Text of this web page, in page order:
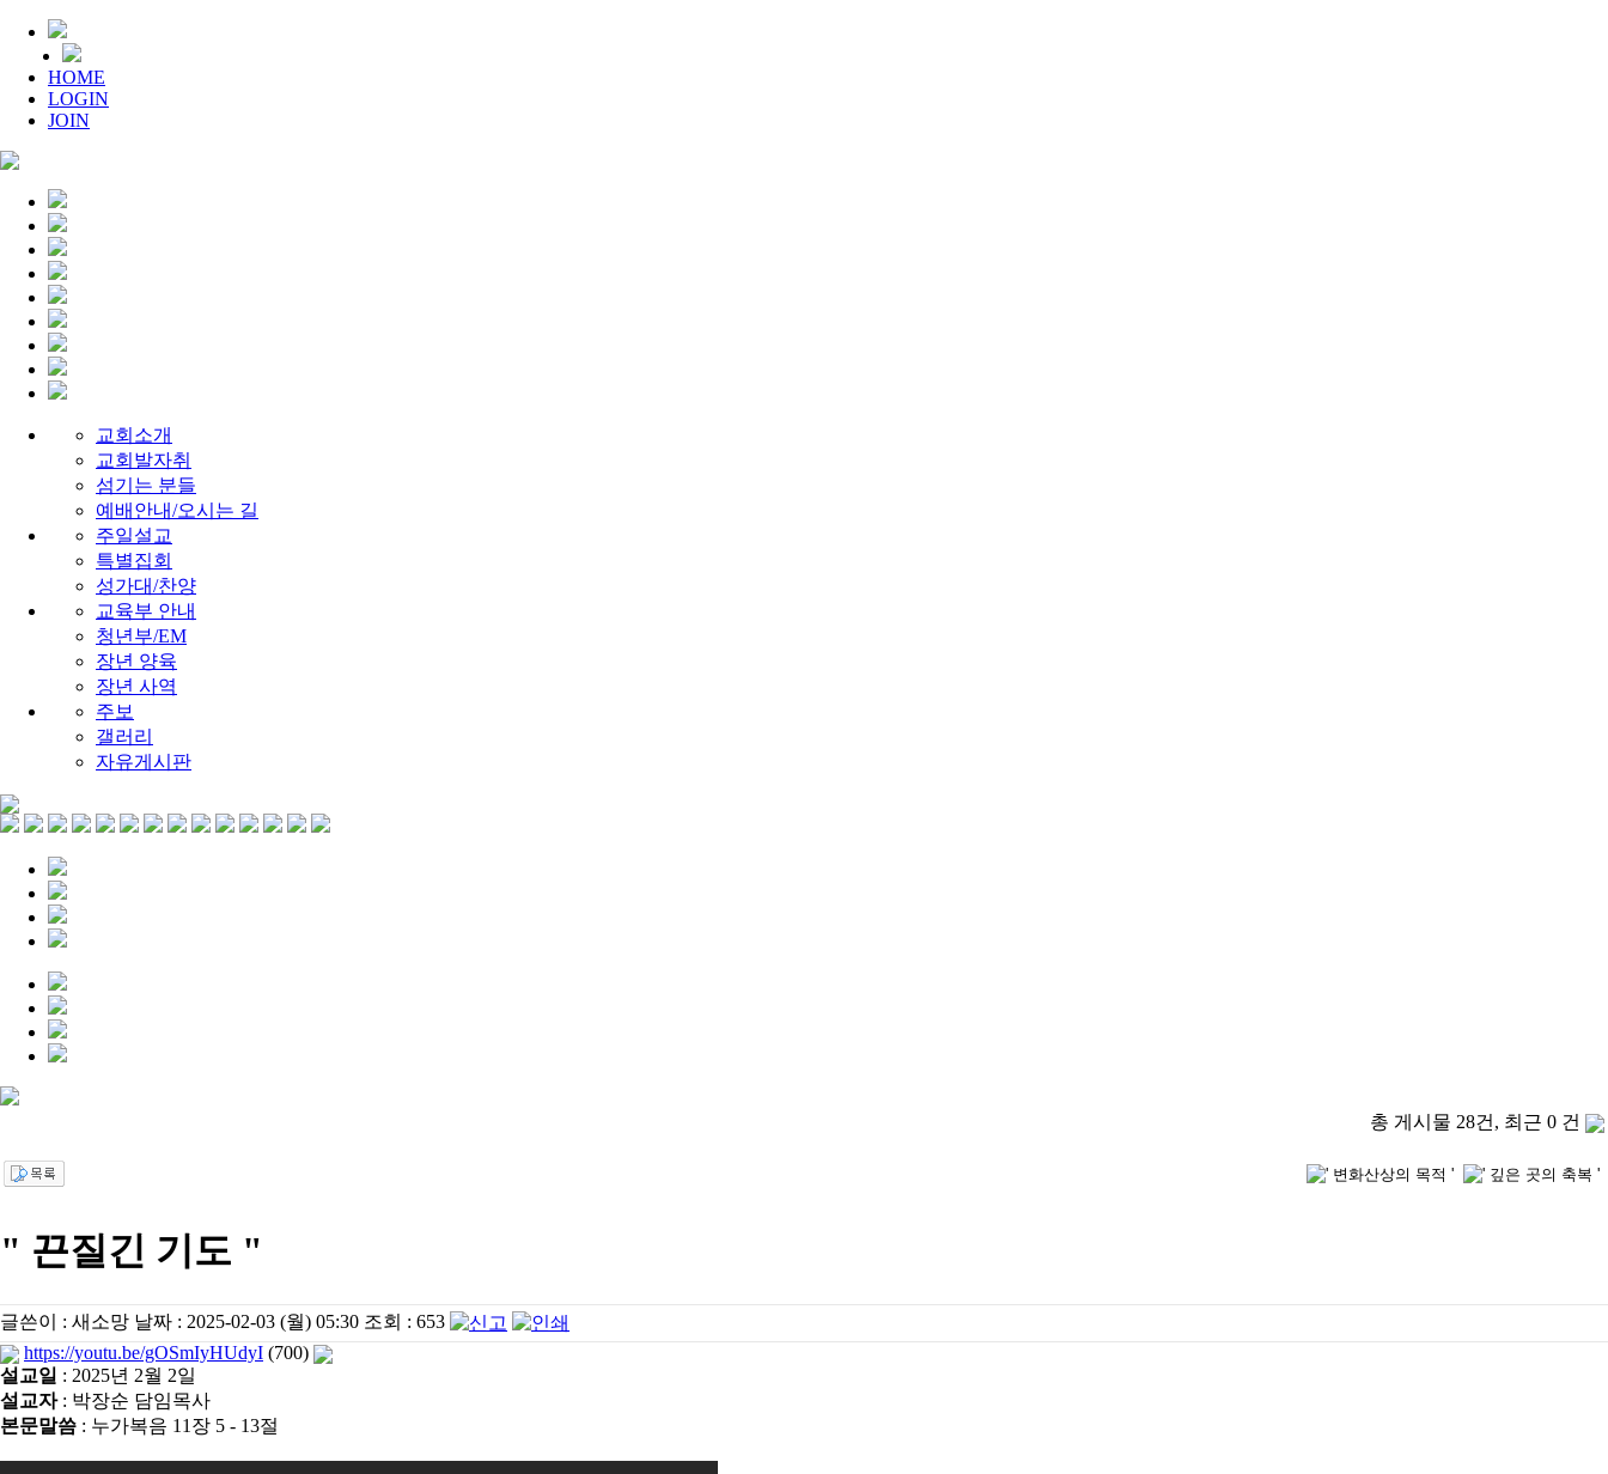
HOME
LOGIN
JOIN
교회소개
교회발자취
섬기는 분들
예배안내/오시는 길
주일설교
특별집회
성가대/찬양
교육부 안내
청년부/EM
장년 양육
장년 사역
주보
갤러리
자유게시판
총 게시물 28건, 최근 0 건
" 끈질긴 기도 "
글쓴이 : 새소망 날짜 : 2025-02-03 (월) 05:30 조회 : 653
https://youtu.be/gOSmIyHUdyI (700)
설교일 : 2025년 2월 2일
설교자: 박장순 담임목사
본문말씀 : 누가복음 11장 5 - 13절